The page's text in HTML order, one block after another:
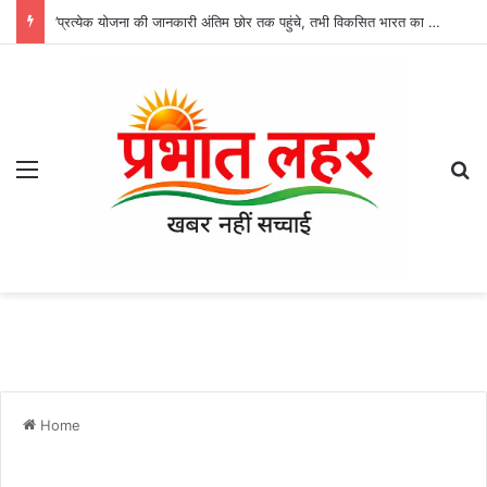
’प्रत्येक योजना की जानकारी अंतिम छोर तक पहुंचे, तभी विकसित भारत का होगा संकल्प साकार -श्री नेहरू राम निषाद’
Menu
Home